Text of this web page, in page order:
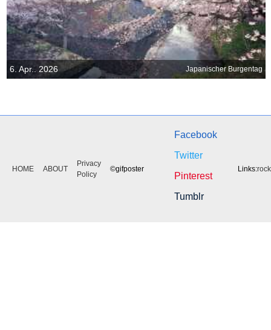
6. Apr.. 2026 Japanischer Burgentag
HOME ABOUT
Privacy
Policy
©gifposter
Facebook
Twitter
Pinterest
Tumblr
Links: